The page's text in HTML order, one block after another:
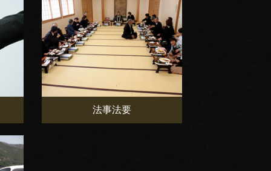
法事法要